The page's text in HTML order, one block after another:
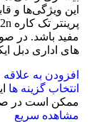
این ویژگی‌ها و
مفید باشد. در
های اداری دبل
افزودن به
انتخاب گزینه ها
ممکن است در
مشاهده سریع